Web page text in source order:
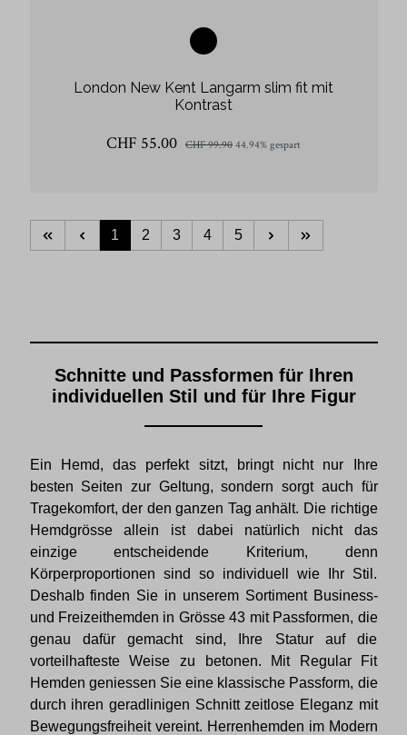
London New Kent Langarm slim fit mit
Kontrast
CHF 55.00 CHF 99.90 44.94% gespart
1 2 3 4 5
Schnitte und Passformen für Ihren
individuellen Stil und für Ihre Figur
Ein Hemd, das perfekt sitzt, bringt nicht nur Ihre
besten Seiten zur Geltung, sondern sorgt auch für
Tragekomfort, der den ganzen Tag anhält. Die richtige
Hemdgrösse allein ist dabei natürlich nicht das
einzige entscheidende Kriterium, denn
Körperproportionen sind so individuell wie Ihr Stil.
Deshalb finden Sie in unserem Sortiment Business-
und Freizeithemden in Grösse 43 mit Passformen, die
genau dafür gemacht sind, Ihre Statur auf die
vorteilhafteste Weise zu betonen. Mit Regular Fit
Hemden geniessen Sie eine klassische Passform, die
durch ihren geradlinigen Schnitt zeitlose Eleganz mit
Bewegungsfreiheit vereint. Herrenhemden im Modern